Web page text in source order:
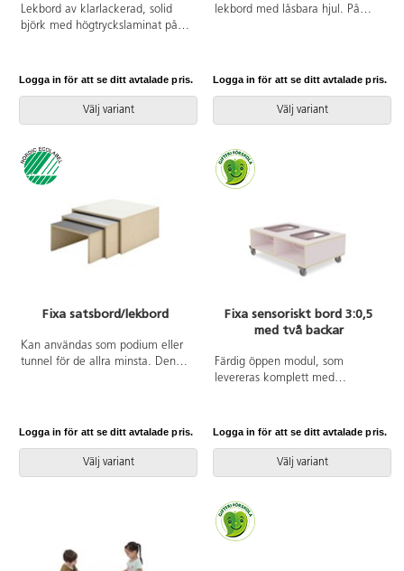
Lekbord av klarlackerad, solid
björk med högtryckslaminat på
Logga in för att se ditt avtalade pris.
Välj variant
lekbord med låsbara hjul. På
anpassade efter mått till
Lekolars garage, bondgårdar och
dockhus är anpassade för
dämpa ljudet och skydda ytan
finns att köpa till. Av kraftig,
vitpigmenterad, FSC-godkänd
färdigmonterat. Mått:
L99xB84xH55 cm. Fackens
innermått: B31xH20xD39 cm.
Logga in för att se ditt avtalade pris.
Välj variant
Fixa satsbord/lekbord
Kan användas som podium eller
tunnel för de allra minsta. Den
används. Mått: liten del
B53xD53xH26,5 cm, stor del
B60xD60x30 cm. Mix består av
Logga in för att se ditt avtalade pris.
Välj variant
Fixa sensoriskt bord 3:0,5
med två backar
Färdig öppen modul, som
levereras komplett med
två höjder. De sensoriska
björkplywood. Färger med HT är
med högtryckslaminat. Björk och
plywood. Plastback med lock
mått B39xL29xD12,5 cm. Mått:
B88xD58xH31 cm.
Logga in för att se ditt avtalade pris.
Välj variant